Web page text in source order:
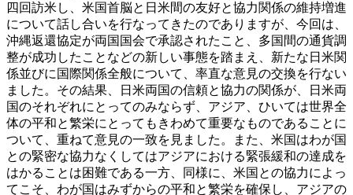
四回訪米し、米国首脳と日米間の友好と協力関係の維持増進
について話し合いを行なってきたのでありますが、今回は、
沖縄返還協定が両国国会で承認されたこと、多国間の通貨調
整が成功したことなどの新しい事態を踏まえ、新たな日米関
係並びに国際関係全般について、率直な意見の交換を行ない
ました。その結果、日米両国の信頼と協力の関係が、日米両
国のそれぞれにとってのみならず、アジア、ひいては世界全
体の平和と繁栄にとってもきわめて重要なものであることに
ついて、重ねて意見の一致を見ました。また、米国はわが国
との緊密な協力なくしてはアジアにおける緊張緩和の達成を
はかることは困難である一方、同様に、米国との協力によっ
てこそ、わが国はみずからの平和と繁栄を確保し、アジアの